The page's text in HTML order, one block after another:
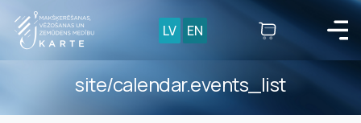
LV EN
site/calendar.events_list